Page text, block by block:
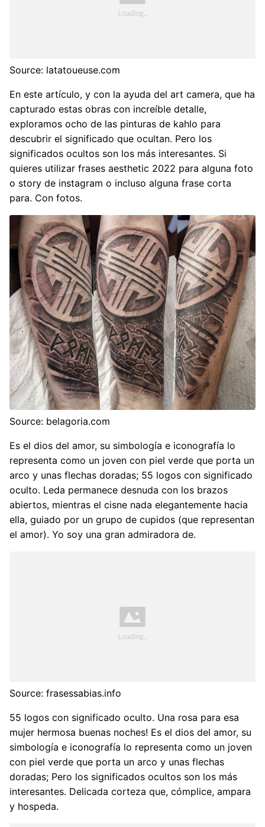
Source: latatoueuse.com
En este artículo, y con la ayuda del art camera, que ha
capturado estas obras con increíble detalle,
exploramos ocho de las pinturas de kahlo para
descubrir el significado que ocultan. Pero los
significados ocultos son los más interesantes. Si
quieres utilizar frases aesthetic 2022 para alguna foto
o story de instagram o incluso alguna frase corta
para. Con fotos.
Source: belagoria.com
Es el dios del amor, su simbología e iconografía lo
representa como un joven con piel verde que porta un
arco y unas flechas doradas; 55 logos con significado
oculto. Leda permanece desnuda con los brazos
abiertos, mientras el cisne nada elegantemente hacia
ella, guiado por un grupo de cupidos (que representan
el amor). Yo soy una gran admiradora de.
Source: frasessabias.info
55 logos con significado oculto. Una rosa para esa
mujer hermosa buenas noches! Es el dios del amor, su
simbología e iconografía lo representa como un joven
con piel verde que porta un arco y unas flechas
doradas; Pero los significados ocultos son los más
interesantes. Delicada corteza que, cómplice, ampara
y hospeda.